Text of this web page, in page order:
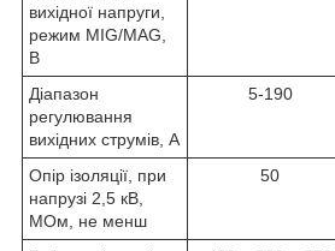
вихідної напруги,
режим MIG/MAG,
В
Діапазон
регулювання
вихідних струмів, А
5-190
Опір ізоляції, при
напрузі 2,5 кВ,
МОм, не менш
50